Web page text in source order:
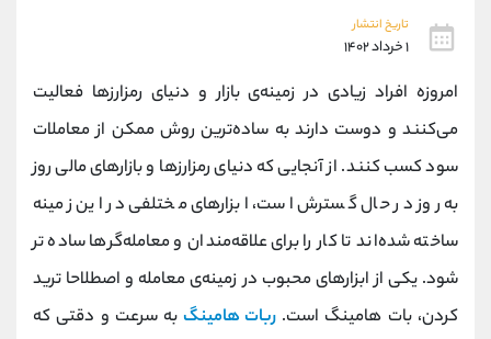
تاریخ انتشار
۱ خرداد ۱۴۰۲
امروزه افراد زیادی در زمینه‌ی بازار و دنیای رمزارزها فعالیت
می‌کنند و دوست دارند به ساده‌ترین روش ممکن از معاملات
سود کسب کنند. از آنجایی که دنیای رمزارزها و بازارهای مالی روز
به روز در حال گسترش است، ابزارهای مختلفی در این زمینه
ساخته شده‌اند تا کار را برای علاقه‌مندان و معامله‌گرها ساده‌ تر
شود. یکی از ابزارهای محبوب در زمینه‌ی معامله و اصطلاحا ترید
کردن، بات هامینگ است.ربات هامینگ به سرعت و دقتی که
اطلاعات تماس (دفتر فروش)
021-22021030
بدون پیش شماره 90001030
اینستاگرام @alireza.mehrabii
@alirezamehrabi_com